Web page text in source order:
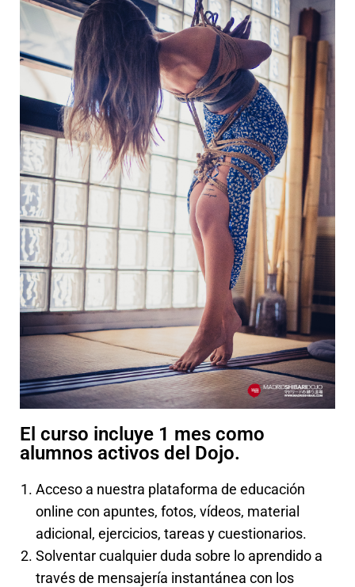
El curso incluye 1 mes como
alumnos activos del Dojo.
Acceso a nuestra plataforma de educación
online con apuntes, fotos, vídeos, material
adicional, ejercicios, tareas y cuestionarios.
Solventar cualquier duda sobre lo aprendido a
través de mensajería instantánea con los